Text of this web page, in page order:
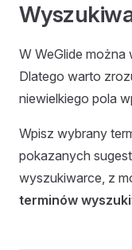
W WeGlide
Dlatego warto
niewielkiego pola
Wpisz wybrany
pokazanych
wyszukiwarce, z
terminów